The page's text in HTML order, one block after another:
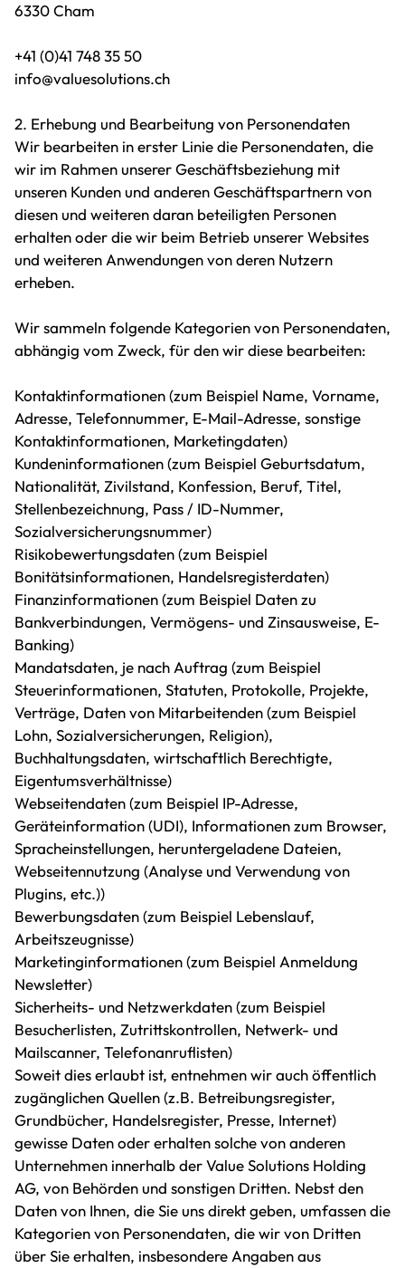
6330 Cham
+41 (0)41 748 35 50
info@valuesolutions.ch
2. Erhebung und Bearbeitung von Personendaten
Wir bearbeiten in erster Linie die Personendaten, die
wir im Rahmen unserer Geschäftsbeziehung mit
unseren Kunden und anderen Geschäftspartnern von
diesen und weiteren daran beteiligten Personen
erhalten oder die wir beim Betrieb unserer Websites
und weiteren Anwendungen von deren Nutzern
erheben.
Wir sammeln folgende Kategorien von Personendaten,
abhängig vom Zweck, für den wir diese bearbeiten:
Kontaktinformationen (zum Beispiel Name, Vorname,
Adresse, Telefonnummer, E-Mail-Adresse, sonstige
Kontaktinformationen, Marketingdaten)
Kundeninformationen (zum Beispiel Geburtsdatum,
Nationalität, Zivilstand, Konfession, Beruf, Titel,
Stellenbezeichnung, Pass / ID-Nummer,
Sozialversicherungsnummer)
Risikobewertungsdaten (zum Beispiel
Bonitätsinformationen, Handelsregisterdaten)
Finanzinformationen (zum Beispiel Daten zu
Bankverbindungen, Vermögens- und Zinsausweise, E-
Banking)
Mandatsdaten, je nach Auftrag (zum Beispiel
Steuerinformationen, Statuten, Protokolle, Projekte,
Verträge, Daten von Mitarbeitenden (zum Beispiel
Lohn, Sozialversicherungen, Religion),
Buchhaltungsdaten, wirtschaftlich Berechtigte,
Eigentumsverhältnisse)
Webseitendaten (zum Beispiel IP-Adresse,
Geräteinformation (UDI), Informationen zum Browser,
Spracheinstellungen, heruntergeladene Dateien,
Webseitennutzung (Analyse und Verwendung von
Plugins, etc.))
Bewerbungsdaten (zum Beispiel Lebenslauf,
Arbeitszeugnisse)
Marketinginformationen (zum Beispiel Anmeldung
Newsletter)
Sicherheits- und Netzwerkdaten (zum Beispiel
Besucherlisten, Zutrittskontrollen, Netwerk- und
Mailscanner, Telefonanruflisten)
Soweit dies erlaubt ist, entnehmen wir auch öffentlich
zugänglichen Quellen (z.B. Betreibungsregister,
Grundbücher, Handelsregister, Presse, Internet)
gewisse Daten oder erhalten solche von anderen
Unternehmen innerhalb der Value Solutions Holding
AG, von Behörden und sonstigen Dritten. Nebst den
Daten von Ihnen, die Sie uns direkt geben, umfassen die
Kategorien von Personendaten, die wir von Dritten
über Sie erhalten, insbesondere Angaben aus